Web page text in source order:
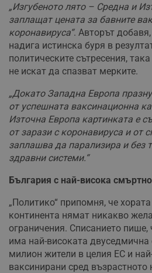
„Изгубеното лято – Средна и
заплащат цената за бавните
коронавируса“. Авторът
надига истинска буря в
политическите сътресения,
не искат да спазват мерките.
„Докато Западна Европа
от успешната ваксинационна
Източна Европа картинката е
от зарази с коронавируса и от
заплашва да парализира и без
здравни системи.“
България с най-висока
„Политико“ припомня, че
континента нямат никакво
ограничения. Списанието
има най-високата двуседмична
милион жители в целия ЕС и
ваксинирани сред възрастното